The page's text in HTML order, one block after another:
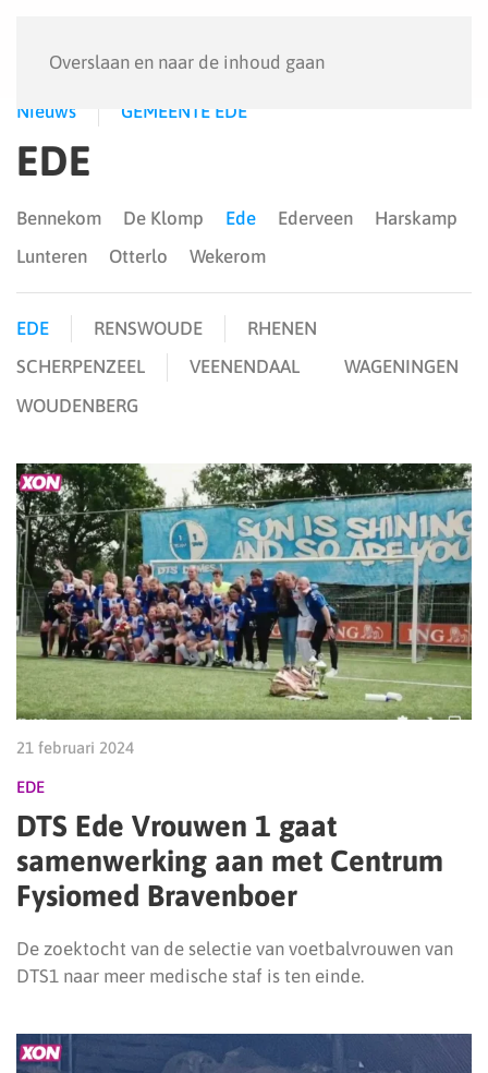
Overslaan en naar de inhoud gaan
Nieuws GEMEENTE EDE
EDE
Bennekom De Klomp Ede Ederveen
Harskamp
Lunteren
Otterlo Wekerom
EDE RENSWOUDE
RHENEN
SCHERPENZEEL
VEENENDAAL
WAGENINGEN
WOUDENBERG
21 februari 2024
EDE
DTS Ede Vrouwen 1 gaat
samenwerking aan met Centrum
Fysiomed Bravenboer
De zoektocht van de selectie van voetbalvrouwen van
DTS1 naar meer medische staf is ten einde.